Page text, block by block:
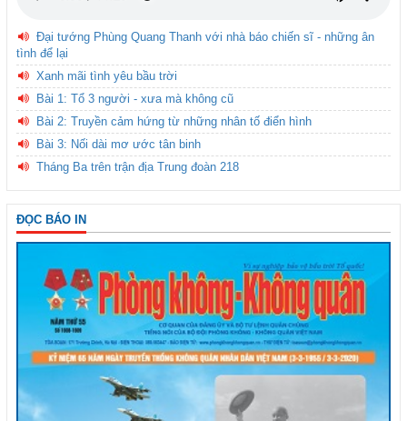
Đại tướng Phùng Quang Thanh với nhà báo chiến sĩ - những ân
tình để lại
Xanh mãi tình yêu bầu trời
Bài 1: Tổ 3 người - xưa mà không cũ
Bài 2: Truyền cảm hứng từ những nhân tố điển hình
Bài 3: Nối dài mơ ước tân binh
Tháng Ba trên trận địa Trung đoàn 218
ĐỌC BÁO IN